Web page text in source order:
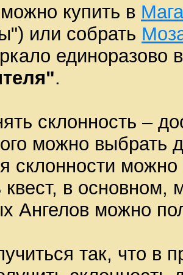
купить в
или собрать
единоразово
.
склонность –
можно выбрать
склонности
квест, в основном,
Ангелов можно
так, что в